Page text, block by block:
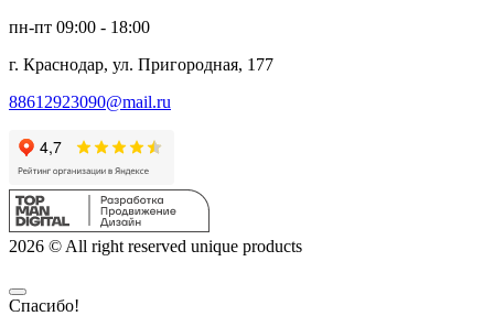
пн-пт 09:00 - 18:00
г. Краснодар, ул. Пригородная, 177
88612923090@mail.ru
2026 © All right reserved unique products
Спасибо!